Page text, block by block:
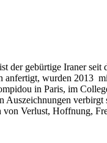
gebürtige Iraner seit
wurden 2013
in Paris, im
Verlust, Hoffnung,